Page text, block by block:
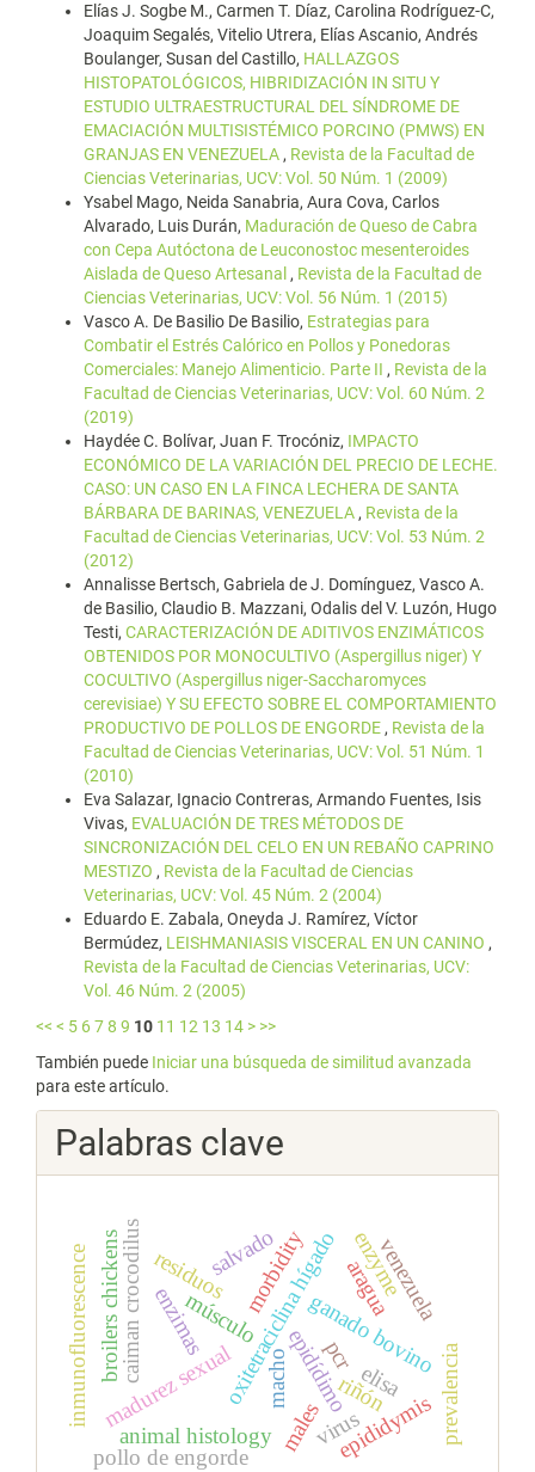
Elías J. Sogbe M., Carmen T. Díaz, Carolina Rodríguez-C,
Joaquim Segalés, Vitelio Utrera, Elías Ascanio, Andrés
Boulanger, Susan del Castillo, HALLAZGOS
HISTOPATOLÓGICOS, HIBRIDIZACIÓN IN SITU Y
ESTUDIO ULTRAESTRUCTURAL DEL SÍNDROME DE
EMACIACIÓN MULTISISTÉMICO PORCINO (PMWS) EN
GRANJAS EN VENEZUELA , Revista de la Facultad de
Ciencias Veterinarias, UCV: Vol. 50 Núm. 1 (2009)
Ysabel Mago, Neida Sanabria, Aura Cova, Carlos
Alvarado, Luis Durán, Maduración de Queso de Cabra
con Cepa Autóctona de Leuconostoc mesenteroides
Aislada de Queso Artesanal , Revista de la Facultad de
Ciencias Veterinarias, UCV: Vol. 56 Núm. 1 (2015)
Vasco A. De Basilio De Basilio, Estrategias para
Combatir el Estrés Calórico en Pollos y Ponedoras
Comerciales: Manejo Alimenticio. Parte II , Revista de la
Facultad de Ciencias Veterinarias, UCV: Vol. 60 Núm. 2
(2019)
Haydée C. Bolívar, Juan F. Trocóniz, IMPACTO
ECONÓMICO DE LA VARIACIÓN DEL PRECIO DE LECHE.
CASO: UN CASO EN LA FINCA LECHERA DE SANTA
BÁRBARA DE BARINAS, VENEZUELA , Revista de la
Facultad de Ciencias Veterinarias, UCV: Vol. 53 Núm. 2
(2012)
Annalisse Bertsch, Gabriela de J. Domínguez, Vasco A.
de Basilio, Claudio B. Mazzani, Odalis del V. Luzón, Hugo
Testi, CARACTERIZACIÓN DE ADITIVOS ENZIMÁTICOS
OBTENIDOS POR MONOCULTIVO (Aspergillus niger) Y
COCULTIVO (Aspergillus niger-Saccharomyces
cerevisiae) Y SU EFECTO SOBRE EL COMPORTAMIENTO
PRODUCTIVO DE POLLOS DE ENGORDE , Revista de la
Facultad de Ciencias Veterinarias, UCV: Vol. 51 Núm. 1
(2010)
Eva Salazar, Ignacio Contreras, Armando Fuentes, Isis
Vivas, EVALUACIÓN DE TRES MÉTODOS DE
SINCRONIZACIÓN DEL CELO EN UN REBAÑO CAPRINO
MESTIZO , Revista de la Facultad de Ciencias
Veterinarias, UCV: Vol. 45 Núm. 2 (2004)
Eduardo E. Zabala, Oneyda J. Ramírez, Víctor
Bermúdez, LEISHMANIASIS VISCERAL EN UN CANINO ,
Revista de la Facultad de Ciencias Veterinarias, UCV:
Vol. 46 Núm. 2 (2005)
<< < 5 678 9 10 11 12 13 14 > >>
También puede Iniciar una búsqueda de similitud avanzada
para este artículo.
Palabras clave
ganado bovino
oxitetraciclina hígado
músculo
riñón
residuos
caiman crocodilus epidídimo
macho
madurez sexual
animal histology epididymis
males
pollo de engorde
enzimas
salvado
aragua
broilers chickens enzyme
elisa prevalencia
venezuela
inmunofluorescence morbidity
virus
pcr